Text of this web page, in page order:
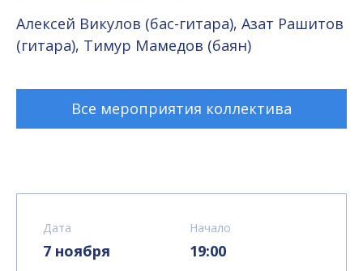
Алексей Викулов (бас-гитара), Азат Рашитов
(гитара), Тимур Мамедов (баян)
Все мероприятия коллектива
Дата
7 ноября
Начало
19:00